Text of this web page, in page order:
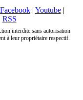
Facebook| Youtube|
RSS
interdite sans autorisation
à leur propriétaire respectif.